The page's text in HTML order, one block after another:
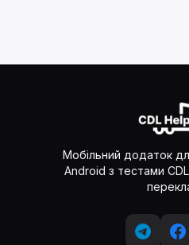
Мобільний додаток
Android з тестами